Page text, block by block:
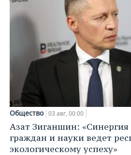
Общество 03 авг, 00:00
Азат Зиганшин: «Синергия
граждан и науки ведет
экологическому успеху»